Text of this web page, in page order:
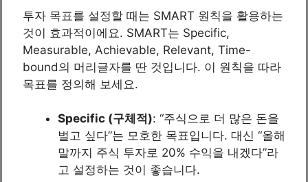
투자 목표를 설정할 때는 SMART 원칙을 활용하는
것이 효과적이에요. SMART는 Specific,
Measurable, Achievable, Relevant, Time-
bound의 머리글자를 딴 것입니다. 이 원칙을 따라
목표를 정의해 보세요.
Specific (구체적): “주식으로 더 많은 돈을
벌고 싶다”는 모호한 목표입니다. 대신 “올해
말까지 주식 투자로 20% 수익을 내겠다”라
고 설정하는 것이 좋습니다.